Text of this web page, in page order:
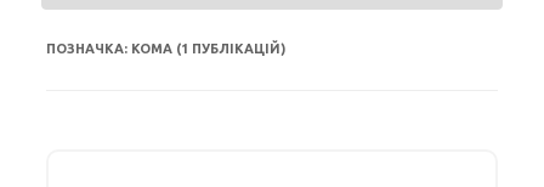
ПОЗНАЧКА: КОМА (1 ПУБЛІКАЦІЙ)